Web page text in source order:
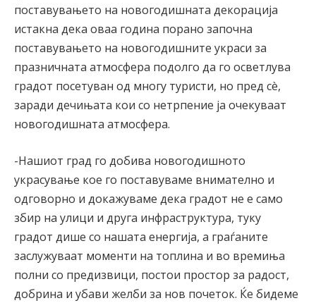
поставувањето на новогодишната декорација
истакна дека оваа година порано започна
поставувањето на новогодишните украси за
празничната атмосфера подолго да го осветлува
градот посетуван од многу туристи, но пред сè,
заради дечињата кои со нетрпение ја очекуваат
новогодишната атмосфера.
-Нашиот град го добива новогодишното
украсување кое го поставуваме внимателно и
одговорно и докажуваме дека градот не е само
збир на улици и друга инфраструктура, туку
градот дише со нашата енергија, а граѓаните
заслужуваат моменти на топлина и во времиња
полни со предизвици, постои простор за радост,
добрина и убави желби за нов почеток. Ќе бидеме